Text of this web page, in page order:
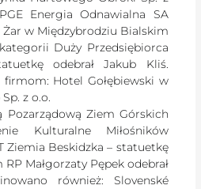
Energia Odnawialna SA
Żar w Międzybrodziu Bialskim
Duży Przedsiębiorca
odebrał Jakub Kliś.
Hotel Gołębiewski w
z o.o.
Pozarządową Ziem Górskich
Kulturalne Miłośników
Ziemia Beskidzka – statuetkę
Małgorzaty Pępek odebrał
również: Slovenské